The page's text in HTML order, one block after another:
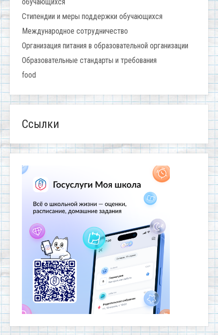
обучающихся
Стипендии и меры поддержки обучающихся
Международное сотрудничество
Организация питания в образовательной организации
Образовательные стандарты и требования
food
Ссылки